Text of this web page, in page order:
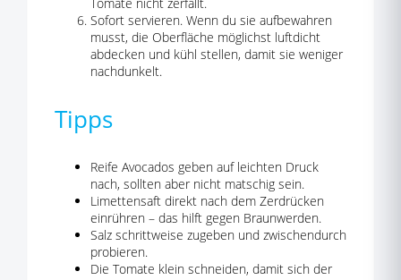
Sofort servieren. Wenn du sie aufbewahren
musst, die Oberfläche möglichst luftdicht
abdecken und kühl stellen, damit sie weniger
nachdunkelt.
Tipps
Reife Avocados geben auf leichten Druck
nach, sollten aber nicht matschig sein.
Limettensaft direkt nach dem Zerdrücken
einrühren – das hilft gegen Braunwerden.
Salz schrittweise zugeben und zwischendurch
probieren.
Die Tomate klein schneiden, damit sich der